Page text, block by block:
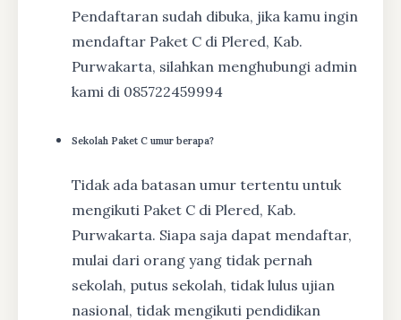
Pendaftaran sudah dibuka, jika kamu ingin
mendaftar Paket C di Plered, Kab.
Purwakarta, silahkan menghubungi admin
kami di 085722459994
Sekolah Paket C umur berapa?
Tidak ada batasan umur tertentu untuk
mengikuti Paket C di Plered, Kab.
Purwakarta. Siapa saja dapat mendaftar,
mulai dari orang yang tidak pernah
sekolah, putus sekolah, tidak lulus ujian
nasional, tidak mengikuti pendidikan